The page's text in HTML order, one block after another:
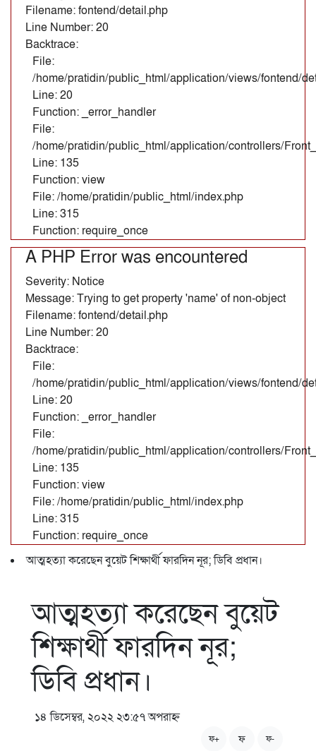
Filename: fontend/detail.php
Line Number: 20
Backtrace:
File:
/home/pratidin/public_html/application/views/fontend/
Line: 20
Function: _error_handler
File:
/home/pratidin/public_html/application/controllers/
Line: 135
Function: view
File: /home/pratidin/public_html/index.php
Line: 315
Function: require_once
A PHP Error was encountered
Severity: Notice
Message: Trying to get property 'name' of non-object
Filename: fontend/detail.php
Line Number: 20
Backtrace:
File:
/home/pratidin/public_html/application/views/fontend/
Line: 20
Function: _error_handler
File:
/home/pratidin/public_html/application/controllers/
Line: 135
Function: view
File: /home/pratidin/public_html/index.php
Line: 315
Function: require_once
আত্মহত্যা করেছেন বুয়েট শিক্ষার্থী ফারদিন নূর; ডিবি প্রধান।
আত্মহত্যা করেছেন বুয়েট
শিক্ষার্থী ফারদিন নূর;
ডিবি প্রধান।
১৪ ডিসেম্বর, ২০২২ ২৩:৫৭ অপরাহ্ন
ফ+ ফ ফ-